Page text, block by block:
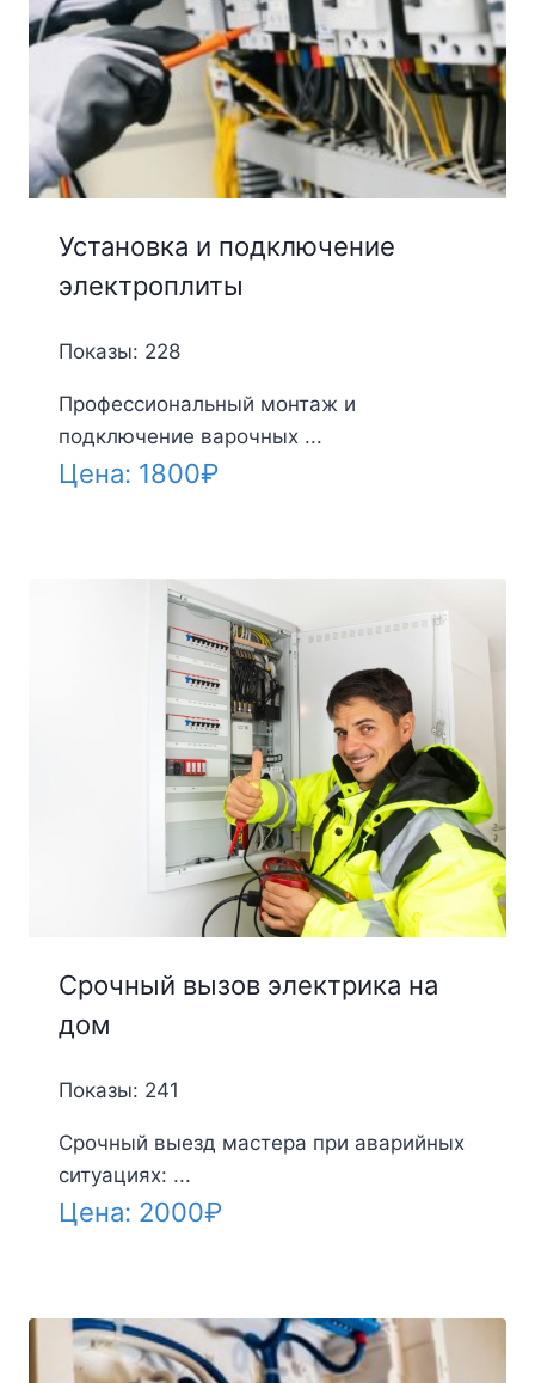
Установка и подключение
электроплиты
Показы: 228
Профессиональный монтаж и
подключение варочных ...
Цена: 1800₽
Срочный вызов электрика на
дом
Показы: 241
Срочный выезд мастера при аварийных
ситуациях: ...
Цена: 2000₽